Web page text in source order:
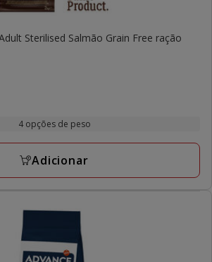
Sterilised Salmão Grain Free ração
4 opções de peso
Adicionar